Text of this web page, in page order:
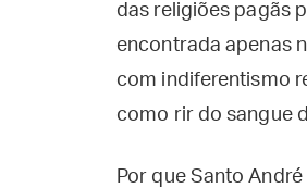
das religiões pagãs
encontrada apenas
com indiferentismo
como rir do sangue
Por que Santo